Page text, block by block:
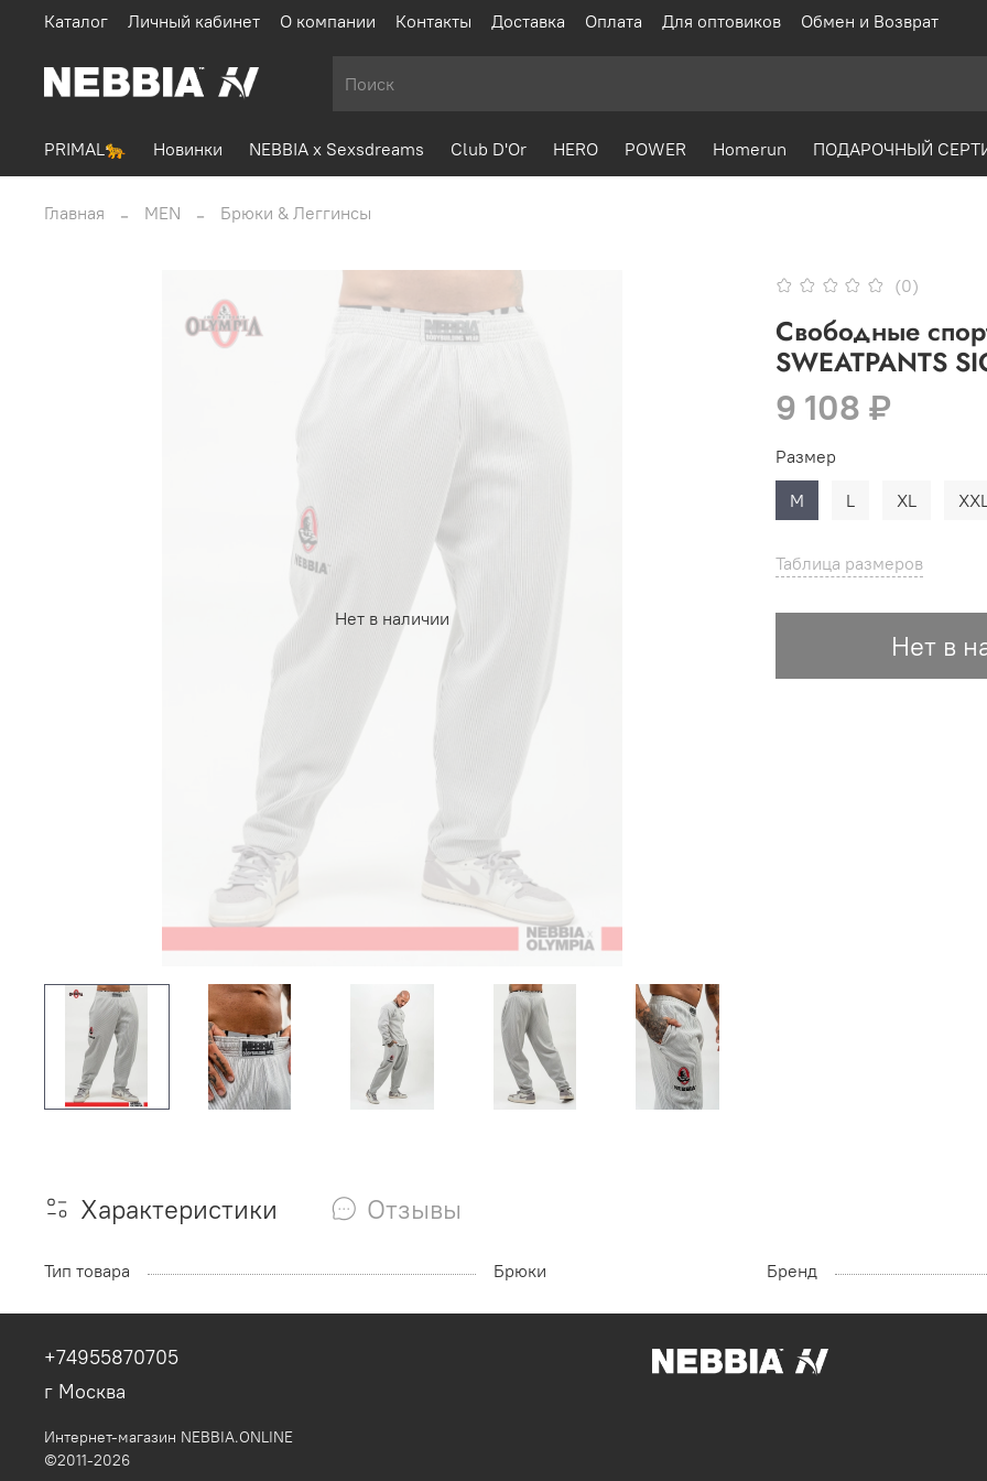
Каталог Личный кабинет О компании Контакты Доставка Оплата Для оптовиков Обмен и Возврат
PRIMAL🐆 Новинки NEBBIA x Sexsdreams Club D'Or HERO POWER Homerun ПОДАРОЧНЫЙ
Главная MEN Брюки & Леггинсы
Нет в наличии
(0)
Свободные
SWEATPANTS
9 108 ₽
Таблица размеров
Нет в
Размер
M
L XL XXL
Характеристики Отзывы
Тип товара Брюки Бренд
+74955870705
г Москва
Интернет-магазин NEBBIA.ONLINE
©2011-2026